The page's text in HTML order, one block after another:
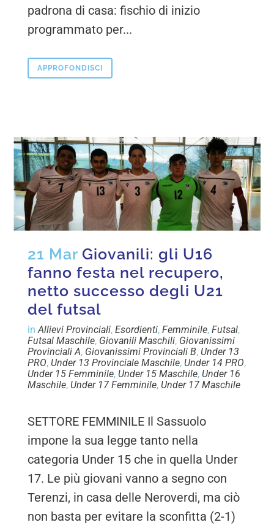
padrona di casa: fischio di inizio
programmato per...
APPROFONDISCI
21 Mar Giovanili: gli U16
fanno festa nel recupero,
netto successo degli U21
del futsal
inAllievi Provinciali,Esordienti,Femminile,Futsal,
Futsal Maschile, Giovanili Maschili, Giovanissimi
Provinciali A, Giovanissimi Provinciali B, Under 13
PRO, Under 13 Provinciale Maschile, Under 14 PRO,
Under 15 Femminile, Under 15 Maschile, Under 16
Maschile, Under 17 Femminile, Under 17 Maschile
SETTORE FEMMINILE Il Sassuolo
impone la sua legge tanto nella
categoria Under 15 che in quella Under
17. Le più giovani vanno a segno con
Terenzi, in casa delle Neroverdi, ma ciò
non basta per evitare la sconfitta (2-1)